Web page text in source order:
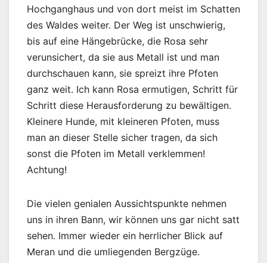
Hochganghaus und von dort meist im Schatten
des Waldes weiter. Der Weg ist unschwierig,
bis auf eine Hängebrücke, die Rosa sehr
verunsichert, da sie aus Metall ist und man
durchschauen kann, sie spreizt ihre Pfoten
ganz weit. Ich kann Rosa ermutigen, Schritt für
Schritt diese Herausforderung zu bewältigen.
Kleinere Hunde, mit kleineren Pfoten, muss
man an dieser Stelle sicher tragen, da sich
sonst die Pfoten im Metall verklemmen!
Achtung!
Die vielen genialen Aussichtspunkte nehmen
uns in ihren Bann, wir können uns gar nicht satt
sehen. Immer wieder ein herrlicher Blick auf
Meran und die umliegenden Bergzüge.